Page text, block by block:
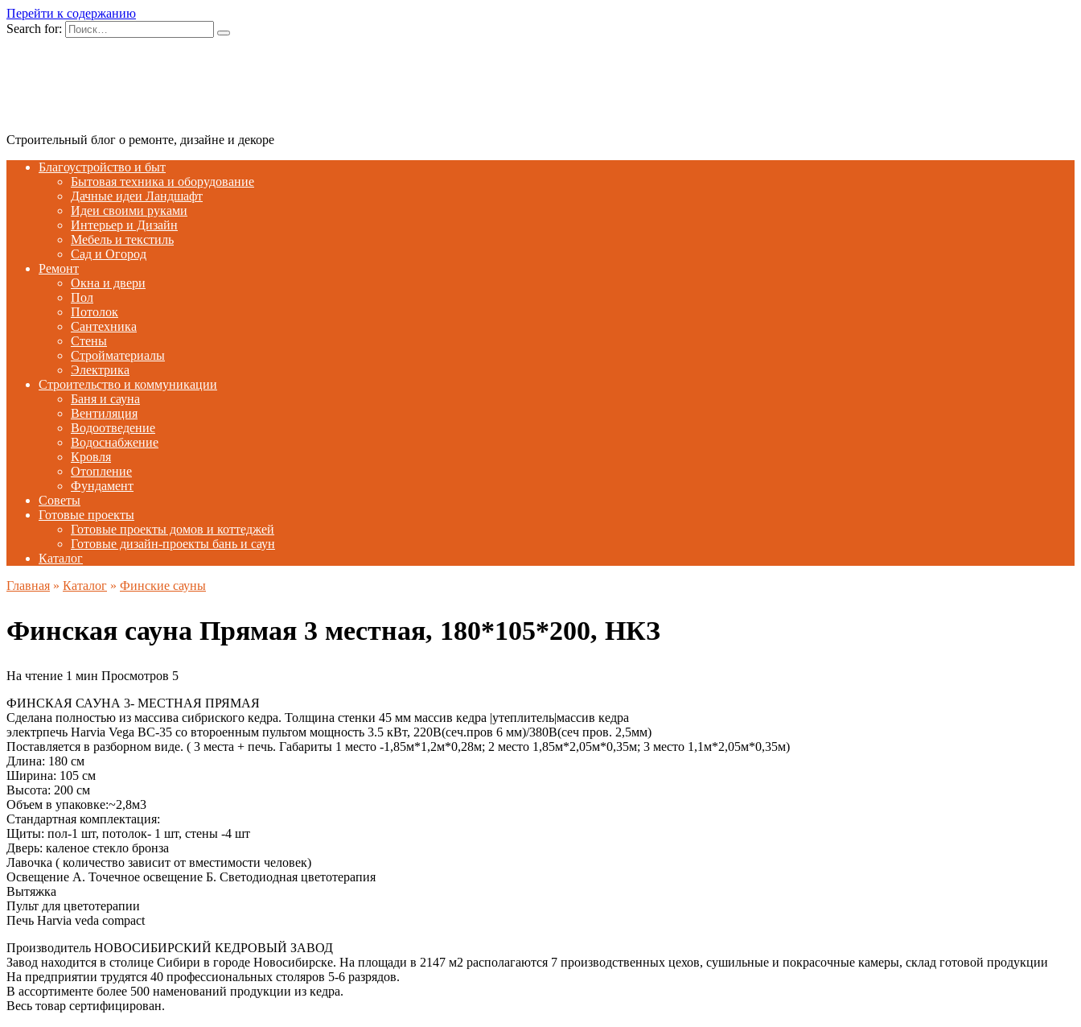
Перейти к содержанию
Search for:
Строительный блог о ремонте, дизайне и декоре
Благоустройство и быт
Бытовая техника и оборудование
Дачные идеи Ландшафт
Идеи своими руками
Интерьер и Дизайн
Мебель и текстиль
Сад и Огород
Ремонт
Окна и двери
Пол
Потолок
Сантехника
Стены
Стройматериалы
Электрика
Строительство и коммуникации
Баня и сауна
Вентиляция
Водоотведение
Водоснабжение
Кровля
Отопление
Фундамент
Советы
Готовые проекты
Готовые проекты домов и коттеджей
Готовые дизайн-проекты бань и саун
Каталог
Главная » Каталог » Финские сауны
Финская сауна Прямая 3 местная, 180*105*200, НКЗ
На чтение 1 мин Просмотров 5
ФИНСКАЯ САУНА 3- МЕСТНАЯ ПРЯМАЯ
Сделана полностью из массива сибриского кедра. Толщина стенки 45 мм массив кедра |утеплитель|массив кедра
электрпечь Harvia Vega BC-35 со второенным пультом мощность 3.5 кВт, 220В(сеч.пров 6 мм)/380В(сеч пров. 2,5мм)
Поставляется в разборном виде. ( 3 места + печь. Габариты 1 место -1,85м*1,2м*0,28м; 2 место 1,85м*2,05м*0,35м; 3 место 1,1м*2,05м*0,35м)
Длина: 180 см
Ширина: 105 см
Высота: 200 см
Объем в упаковке:~2,8м3
Стандартная комплектация:
Щиты: пол-1 шт, потолок- 1 шт, стены -4 шт
Дверь: каленое стекло бронза
Лавочка ( количество зависит от вместимости человек)
Освещение А. Точечное освещение Б. Светодиодная цветотерапия
Вытяжка
Пульт для цветотерапии
Печь Harvia veda compact
Производитель НОВОСИБИРСКИЙ КЕДРОВЫЙ ЗАВОД
Завод находится в столице Сибири в городе Новосибирске. На площади в 2147 м2 располагаются 7 производственных цехов, сушильные и покрасочные камеры, склад готовой продукции
На предприятии трудятся 40 профессиональных столяров 5-6 разрядов.
В ассортименте более 500 наменований продукции из кедра.
Весь товар сертифицирован.